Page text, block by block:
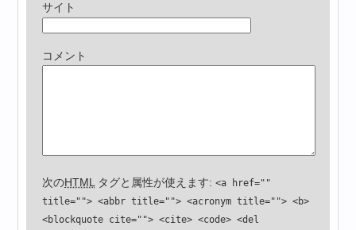
サイト
コメント
次のHTMLタグと属性が使えます:<a href=""
title=""> <abbr title=""> <acronym title=""> <b>
<blockquote cite=""> <cite> <code> <del